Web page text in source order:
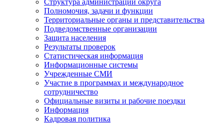
Структура администрации округа
Полномочия, задачи и функции
Территориальные органы и представительства
Подведомственные организации
Защита населения
Результаты проверок
Статистическая информация
Информационные системы
Учрежденные СМИ
Участие в программах и международное
сотрудничество
Официальные визиты и рабочие поездки
Информация
Кадровая политика